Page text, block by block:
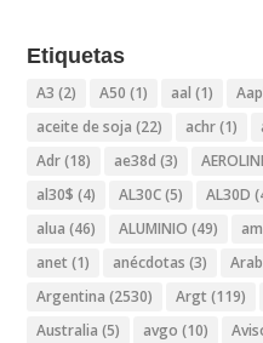
Etiquetas
A3 (2) A50 (1) aal (1)
aceite de soja (22) achr(1)
Adr(18) ae38d (3)
al30$ (4) AL30C(5) AL30D
alua (46) ALUMINIO (49)
anet (1) anécdotas (3)
Argentina (2530) Argt (119)
Australia (5) avgo (10)